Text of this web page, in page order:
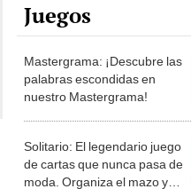
Juegos
Mastergrama: ¡Descubre las
palabras escondidas en
nuestro Mastergrama!
Solitario: El legendario juego
de cartas que nunca pasa de
moda. Organiza el mazo y